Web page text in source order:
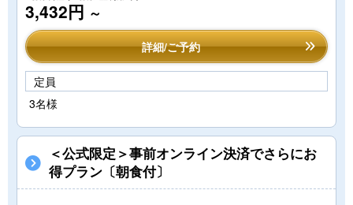
3,432円 ～
詳細/ご予約
定員
3名様
＜公式限定＞事前オンライン決済でさらにお
得プラン〔朝食付〕